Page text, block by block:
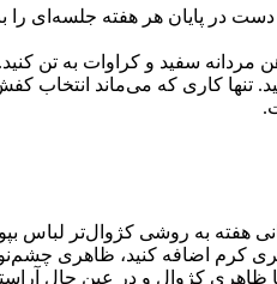
در پایان هر هفته جلسه‌ای را
مردانه سفید و کراوات به تن
تنها کاری که می‌ماند
هفته به روشی کژوال‌تر لباس
اضافه کنید، ظاهری
کژوال و در عین حال